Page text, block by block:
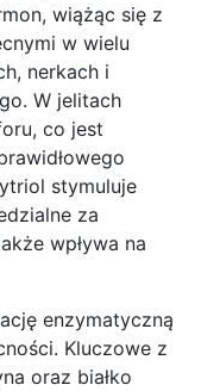
wiążąc się z
w wielu
nerkach i
W jelitach
co jest
stymuluje
za
wpływa na
enzymatyczną
Kluczowe z
oraz białko